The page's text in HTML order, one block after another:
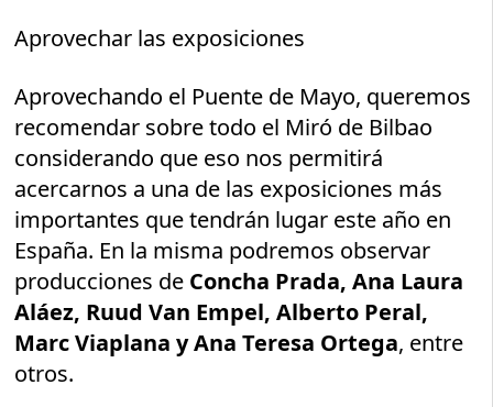
Aprovechar las exposiciones
Aprovechando el Puente de Mayo, queremos
recomendar sobre todo el Miró de Bilbao
considerando que eso nos permitirá
acercarnos a una de las exposiciones más
importantes que tendrán lugar este año en
España. En la misma podremos observar
producciones de Concha Prada, Ana Laura
Aláez, Ruud Van Empel, Alberto Peral,
Marc Viaplana y Ana Teresa Ortega, entre
otros.